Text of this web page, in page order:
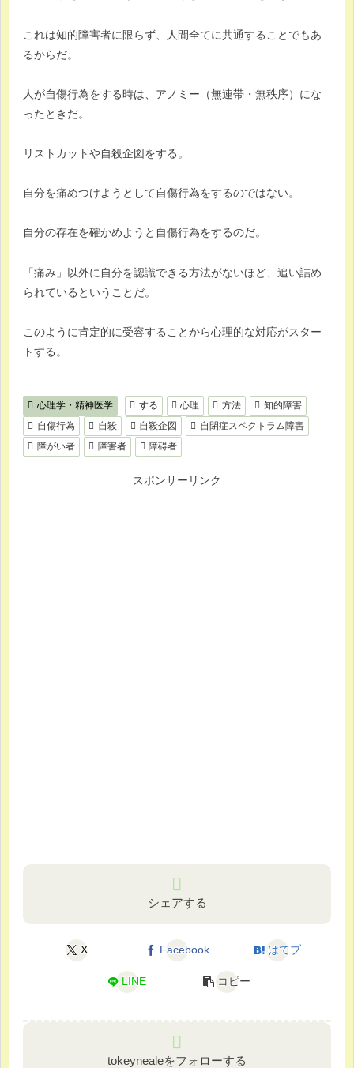
これは知的障害者に限らず、人間全てに共通することでもあ
るからだ。
人が自傷行為をする時は、アノミー（無連帯・無秩序）にな
ったときだ。
リストカットや自殺企図をする。
自分を痛めつけようとして自傷行為をするのではない。
自分の存在を確かめようと自傷行為をするのだ。
「痛み」以外に自分を認識できる方法がないほど、追い詰め
られているということだ。
このように肯定的に受容することから心理的な対応がスター
トする。
心理学・精神医学 する 心理 方法
知的障害
自傷行為
自殺 自殺企図
自閉症スペクトラム障害
障がい者
障害者 障碍者
スポンサーリンク
シェアする
X Facebook はてブ
LINE コピー
tokeynealeをフォローする